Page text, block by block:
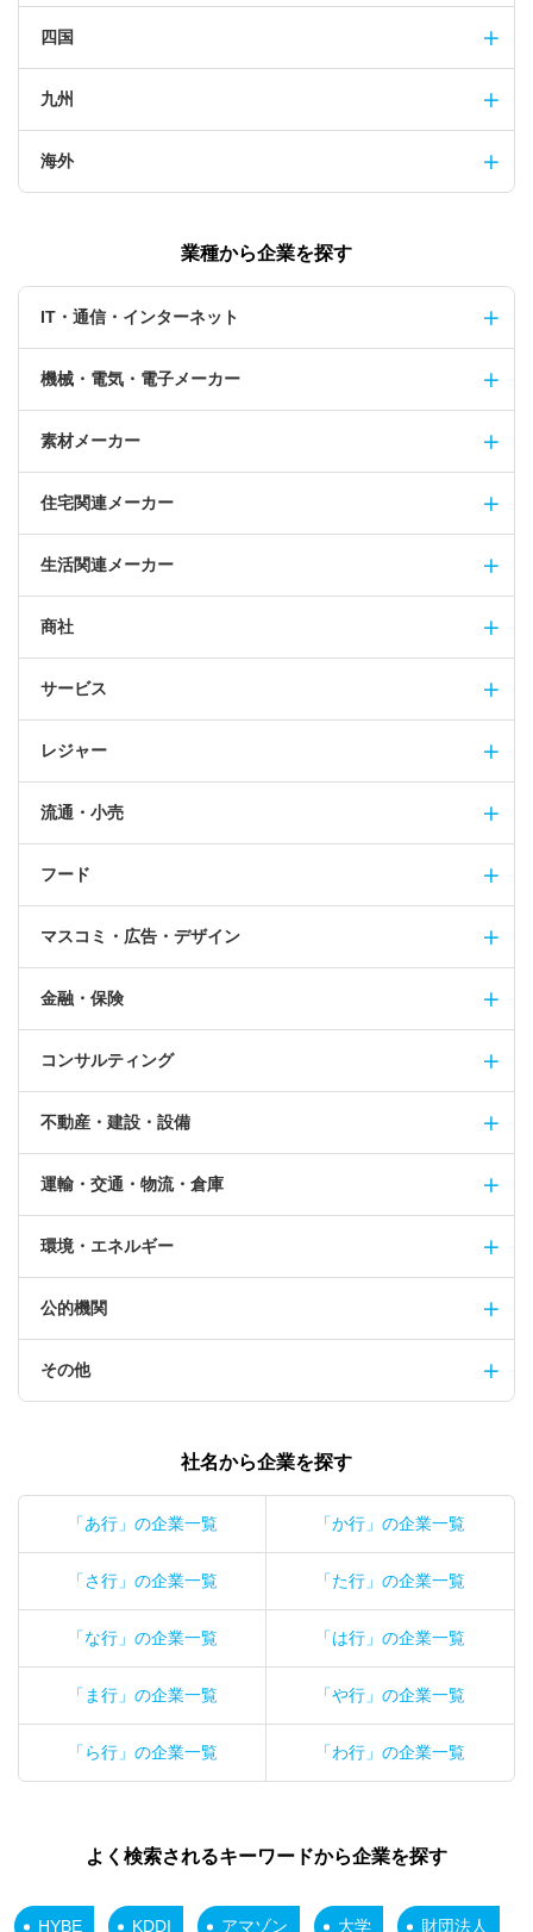
四国
九州
海外
業種から企業を探す
IT・通信・インターネット
機械・電気・電子メーカー
素材メーカー
住宅関連メーカー
生活関連メーカー
商社
サービス
レジャー
流通・小売
フード
マスコミ・広告・デザイン
金融・保険
コンサルティング
不動産・建設・設備
運輸・交通・物流・倉庫
環境・エネルギー
公的機関
その他
社名から企業を探す
「あ行」の企業一覧 「か行」の企業一覧
「さ行」の企業一覧 「た行」の企業一覧
「な行」の企業一覧 「は行」の企業一覧
「ま行」の企業一覧 「や行」の企業一覧
「ら行」の企業一覧 「わ行」の企業一覧
よく検索されるキーワードから企業を探す
HYBE KDDI アマゾン 大学 財団法人